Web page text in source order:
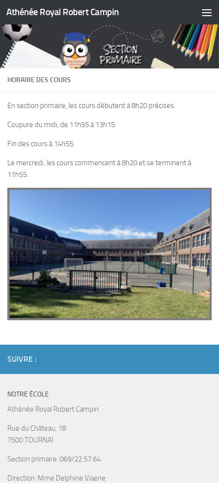
Skip to content
Athénée Royal Robert Campin
HORAIRE DES COURS
En section primaire, les cours débutent à 8h20 précises.
Coupure du midi, de 11h55 à 13h15.
Fin des cours à 14h55.
Le mercredi, les cours commencent à 8h20 et se terminent à
11h55.
SUIVRE :
NOTRE ÉCOLE
Athénée Royal Robert Campin
Rue du Château, 18
7500 TOURNAI
Section primaire: 069/22.57.64.
Direction: Mme Delphine Viaene